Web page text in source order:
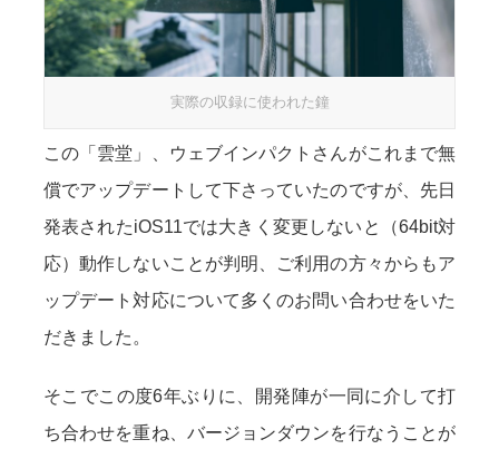
実際の収録に使われた鐘
この「雲堂」、ウェブインパクトさんがこれまで無
償でアップデートして下さっていたのですが、先日
発表されたiOS11では大きく変更しないと（64bit対
応）動作しないことが判明、ご利用の方々からもア
ップデート対応について多くのお問い合わせをいた
だきました。
そこでこの度6年ぶりに、開発陣が一同に介して打
ち合わせを重ね、バージョンダウンを行なうことが